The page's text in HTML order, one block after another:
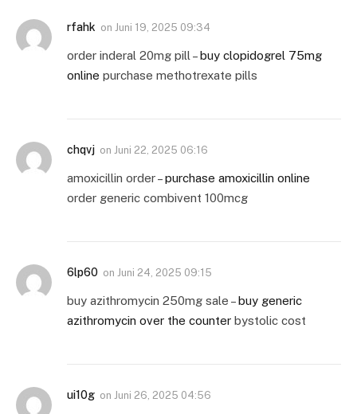
rfahk on Juni 19, 2025 09:34
order inderal 20mg pill –buy clopidogrel 75mg
online purchase methotrexate pills
chqvj on Juni 22, 2025 06:16
amoxicillin order –purchase amoxicillin online
order generic combivent 100mcg
6lp60 on Juni 24, 2025 09:15
buy azithromycin 250mg sale –buy generic
azithromycin over the counter bystolic cost
ui10g on Juni 26, 2025 04:56